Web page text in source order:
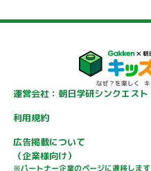
運営会社：朝日学研シンクエスト
利用規約
広告掲載について
（企業様向け）
※パートナー企業のページに遷移します